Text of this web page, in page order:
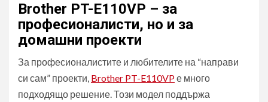
Brother PT-E110VP – за
професионалисти, но и за
домашни проекти
За професионалистите и любителите на “направи
си сам” проекти, Brother PT-E110VPе много
подходящо решение. Този модел поддържа